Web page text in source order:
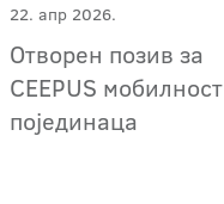
22. апр 2026.
Отворен позив за
CEEPUS мобилност
појединаца